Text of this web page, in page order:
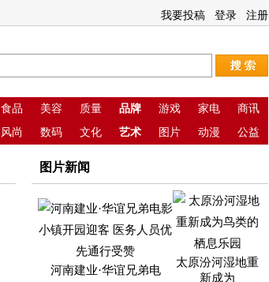
我要投稿 登录 注册
食品 美容 质量 品牌 游戏 家电
商讯
风尚 数码 文化 艺术 图片 动漫 公益
图片新闻
河南建业·华谊兄弟电
太原汾河湿地重
新成为